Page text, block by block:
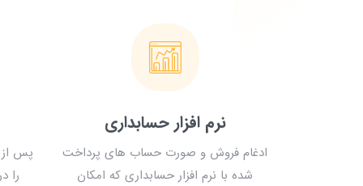
نرم افزار حسابداری
ادغام فروش و صورت حساب های پرداخت
شده با نرم افزار حسابداری که امکان
پس
را